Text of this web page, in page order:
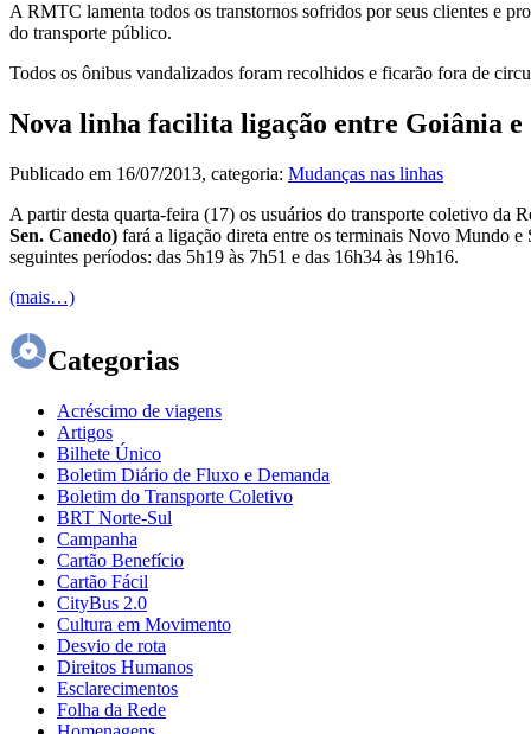
A RMTC lamenta todos os transtornos sofridos por seus clientes e
do transporte público.
Todos os ônibus vandalizados foram recolhidos e ficarão fora de
Nova linha facilita ligação entre Goiânia e
Publicado em 16/07/2013, categoria: Mudanças nas linhas
A partir desta quarta-feira (17) os usuários do transporte coletivo
Sen. Canedo) fará a ligação direta entre os terminais Novo Mundo e
seguintes períodos: das 5h19 às 7h51 e das 16h34 às 19h16.
(mais…)
Categorias
Acréscimo de viagens
Artigos
Bilhete Único
Boletim Diário de Fluxo e Demanda
Boletim do Transporte Coletivo
BRT Norte-Sul
Campanha
Cartão Benefício
Cartão Fácil
CityBus 2.0
Cultura em Movimento
Desvio de rota
Direitos Humanos
Esclarecimentos
Folha da Rede